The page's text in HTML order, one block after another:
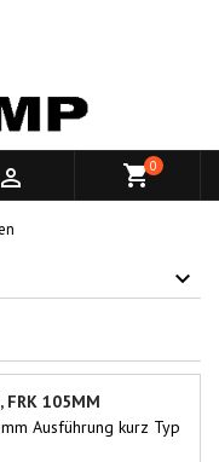
 0
FRK 105MM
Ausführung kurz Typ